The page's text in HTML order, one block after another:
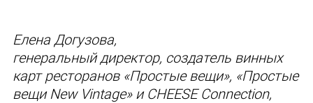
Елена Догузова,
генеральный директор, создатель винных
карт ресторанов «Простые вещи», «Простые
вещи New Vintage» и CHEESE Connection,